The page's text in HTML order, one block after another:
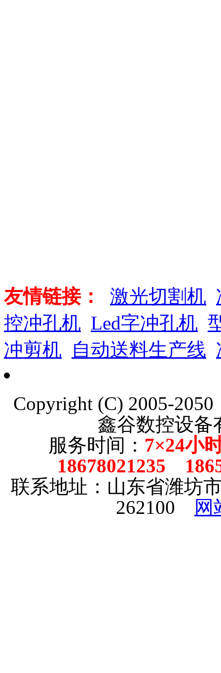
友情链接： 激光切割机
控冲孔机 Led字冲孔机
冲剪机
自动送料生产线
Copyright (C) 2005-
鑫谷数控设
服务时间： 7×24小
18678021235
联系地址：山东省潍坊
262100
网